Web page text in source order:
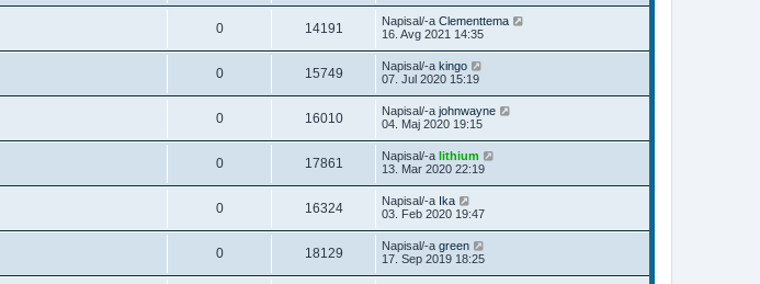
0 14191 Napisal/-a Clementtema
16. Avg 2021 14:35
0 15749 Napisal/-a kingo
07. Jul 2020 15:19
0 16010 Napisal/-a johnwayne
04. Maj 2020 19:15
0 17861 Napisal/-a lithium
13. Mar 2020 22:19
0 16324 Napisal/-a Ika
03. Feb 2020 19:47
0 18129 Napisal/-a green
17. Sep 2019 18:25